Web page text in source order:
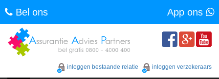
Bel ons App ons
content
inloggen bestaande relatie inloggen verzekeraars